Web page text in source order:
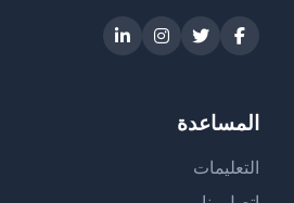
المساعدة
التعليمات